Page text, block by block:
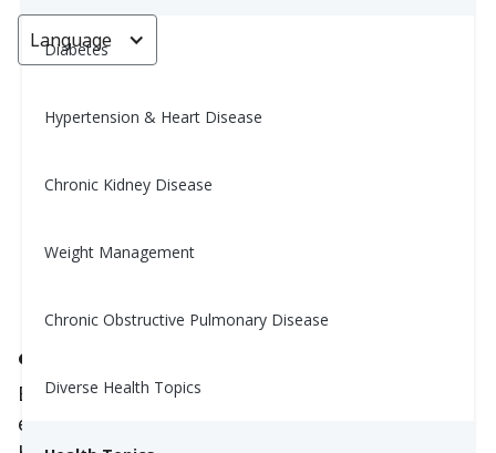
Diabetes
Hypertension & Heart Disease
Chronic Kidney Disease
Weight Management
Chronic Obstructive Pulmonary Disease
Diverse Health Topics
Language
Náuseas: Causas y Remedios
(Nausea: Causes & Remedies)
January 23, 2026
¿Qué Causa las Náuseas?
Esa sensación de malestar y mareo en el
estómago, es algo que la mayoría de nosotros